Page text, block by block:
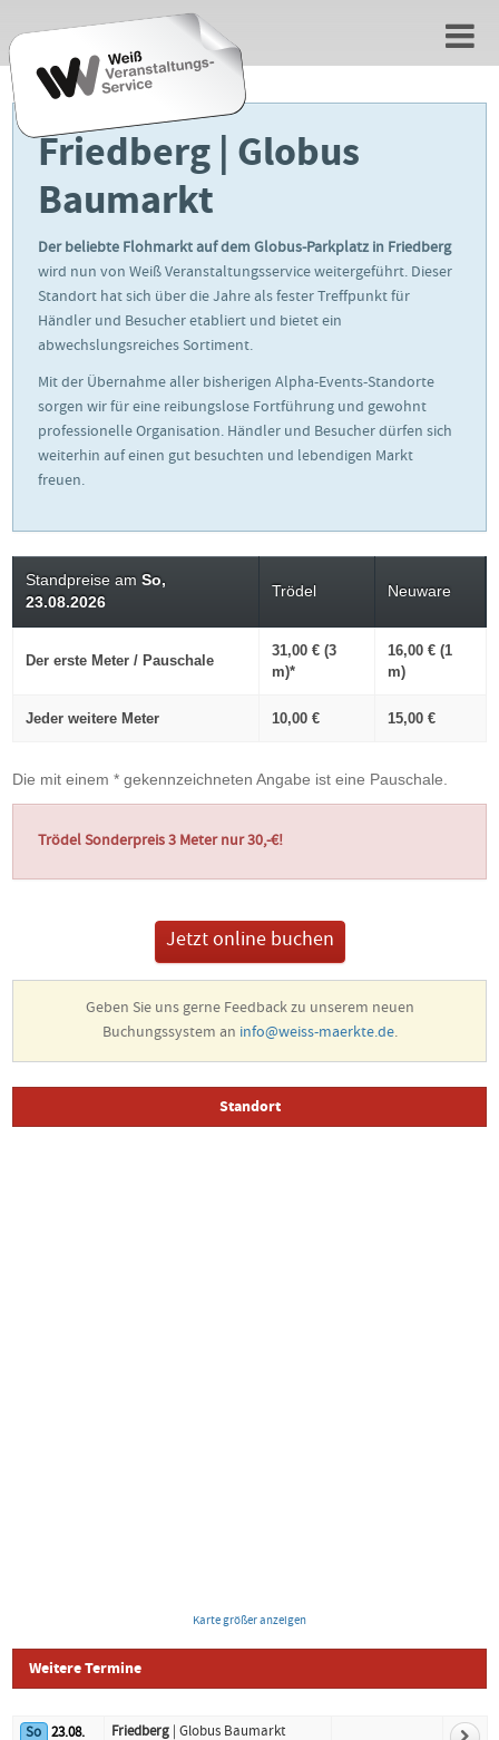
Friedberg | Globus
Baumarkt
Der beliebte Flohmarkt auf dem Globus-Parkplatz in Friedberg
wird nun von Weiß Veranstaltungsservice weitergeführt. Dieser
Standort hat sich über die Jahre als fester Treffpunkt für
Händler und Besucher etabliert und bietet ein
abwechslungsreiches Sortiment.
Mit der Übernahme aller bisherigen Alpha-Events-Standorte
sorgen wir für eine reibungslose Fortführung und gewohnt
professionelle Organisation. Händler und Besucher dürfen sich
weiterhin auf einen gut besuchten und lebendigen Markt
freuen.
Standpreise am So,
23.08.2026
Trödel Neuware
Der erste Meter / Pauschale
31,00 € (3
m)*
16,00 € (1
m)
Jeder weitere Meter 10,00 € 15,00 €
Die mit einem * gekennzeichneten Angabe ist eine Pauschale.
Trödel Sonderpreis 3 Meter nur 30,-€!
Jetzt online buchen
Geben Sie uns gerne Feedback zu unserem neuen
Buchungssystem an info@weiss-maerkte.de.
Standort
Karte größer anzeigen
Weitere Termine
So 23.08.
Friedberg| Globus Baumarkt